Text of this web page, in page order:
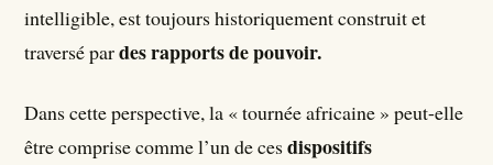
intelligible, est toujours historiquement construit et
traversé pardes rapports de pouvoir.
Dans cette perspective, la « tournée africaine » peut-elle
être comprise comme l’un de cesdispositifs